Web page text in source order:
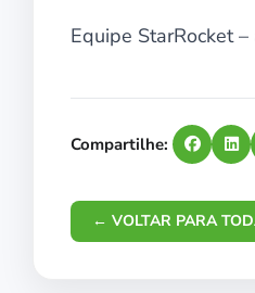
Equipe StarRocket
Compartilhe:
← VOLTAR PARA